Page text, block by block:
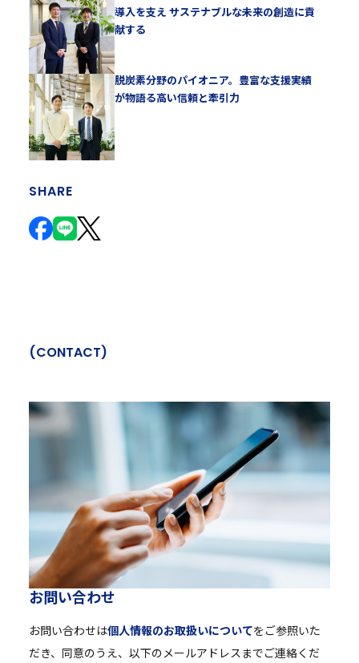
導入を支え サステナブルな未来の創造に貢
献する
脱炭素分野のパイオニア。豊富な支援実績
が物語る高い信頼と牽引力
SHARE
(CONTACT)
お問い合わせ
お問い合わせは個人情報のお取扱いについてをご参照いた
だき、同意のうえ、以下のメールアドレスまでご連絡くだ